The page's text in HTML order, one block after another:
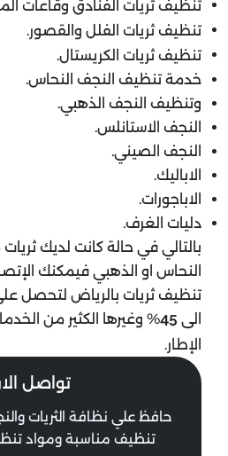
تنظيف ثريات الفنادق وقاعات
تنظيف ثريات الفلل والقصور.
تنظيف ثريات الكريستال.
خدمة تنظيف النجف النحاس.
وتنظيف النجف الذهبي.
النجف الاستانلس.
النجف الصيني.
الاباليك.
الاباجورات.
دليات الغرف.
بالتالي في حالة كانت لديك
النحاس او الذهبي فيمكنك
تنظيف ثريات بالرياض لتحصل
الى 45% وغيرها الكثير من
الإطار.
تواصل
حافظ علي نظافة الثريات
تنظيف مناسبة ومواد